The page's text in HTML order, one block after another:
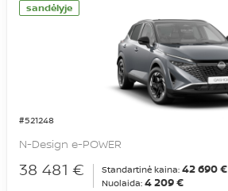
sandėlyje
#521248
N-Design e-POWER
38 481 € Standartinė kaina: 42 690 €
Nuolaida: 4 209 €